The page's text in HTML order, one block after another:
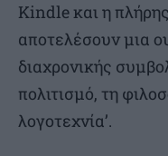
Kindle και η
αποτελέσουν μια
διαχρονικής
πολιτισμό, τη
λογοτεχνία’.